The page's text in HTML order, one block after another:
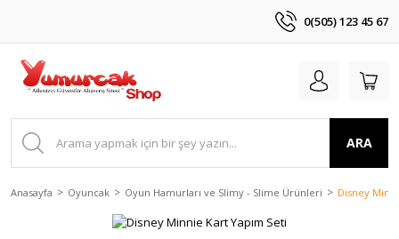
0(505) 123 45 67
ARA
Anasayfa Oyuncak Oyun Hamurları ve Slimy - Slime Ürünleri Disney